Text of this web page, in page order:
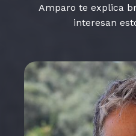
Amparo te explica
interesan